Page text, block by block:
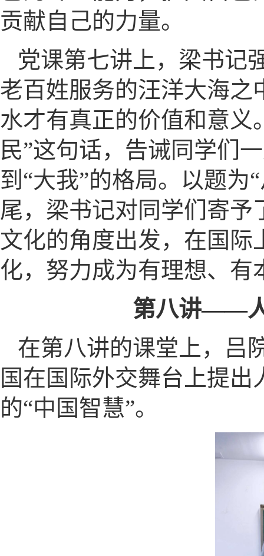
贡献自己的力量。
党课第七讲上，梁书记
老百姓服务的汪洋大海之
水才有真正的价值和意义
民”这句话，告诫同学们
到“大我”的格局。以题为
尾，梁书记对同学们寄
文化的角度出发，在国
化，努力成为有理想、
第八讲——人
在第八讲的课堂上，吕
国在国际外交舞台上提出
的“中国智慧”。